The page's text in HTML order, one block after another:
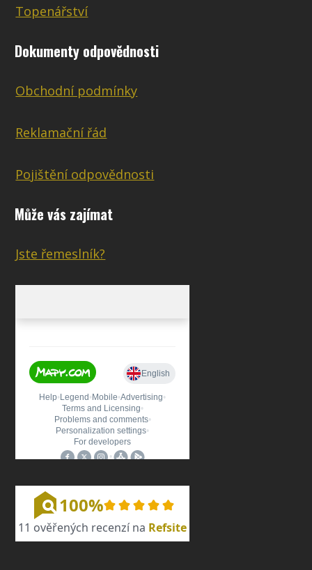
Topenářství
Dokumenty odpovědnosti
Obchodní podmínky
Reklamační řád
Pojištění odpovědnosti
Může vás zajímat
Jste řemeslník?